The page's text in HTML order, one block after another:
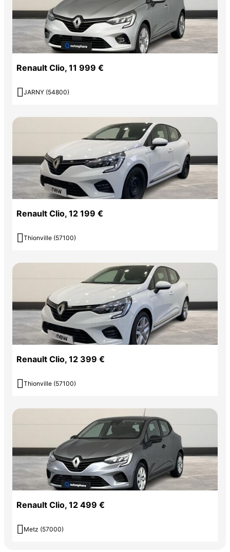
Renault Clio, 11 999 €
 JARNY (54800)
Renault Clio, 12 199 €
 Thionville (57100)
Renault Clio, 12 399 €
 Thionville (57100)
Renault Clio, 12 499 €
 Metz (57000)